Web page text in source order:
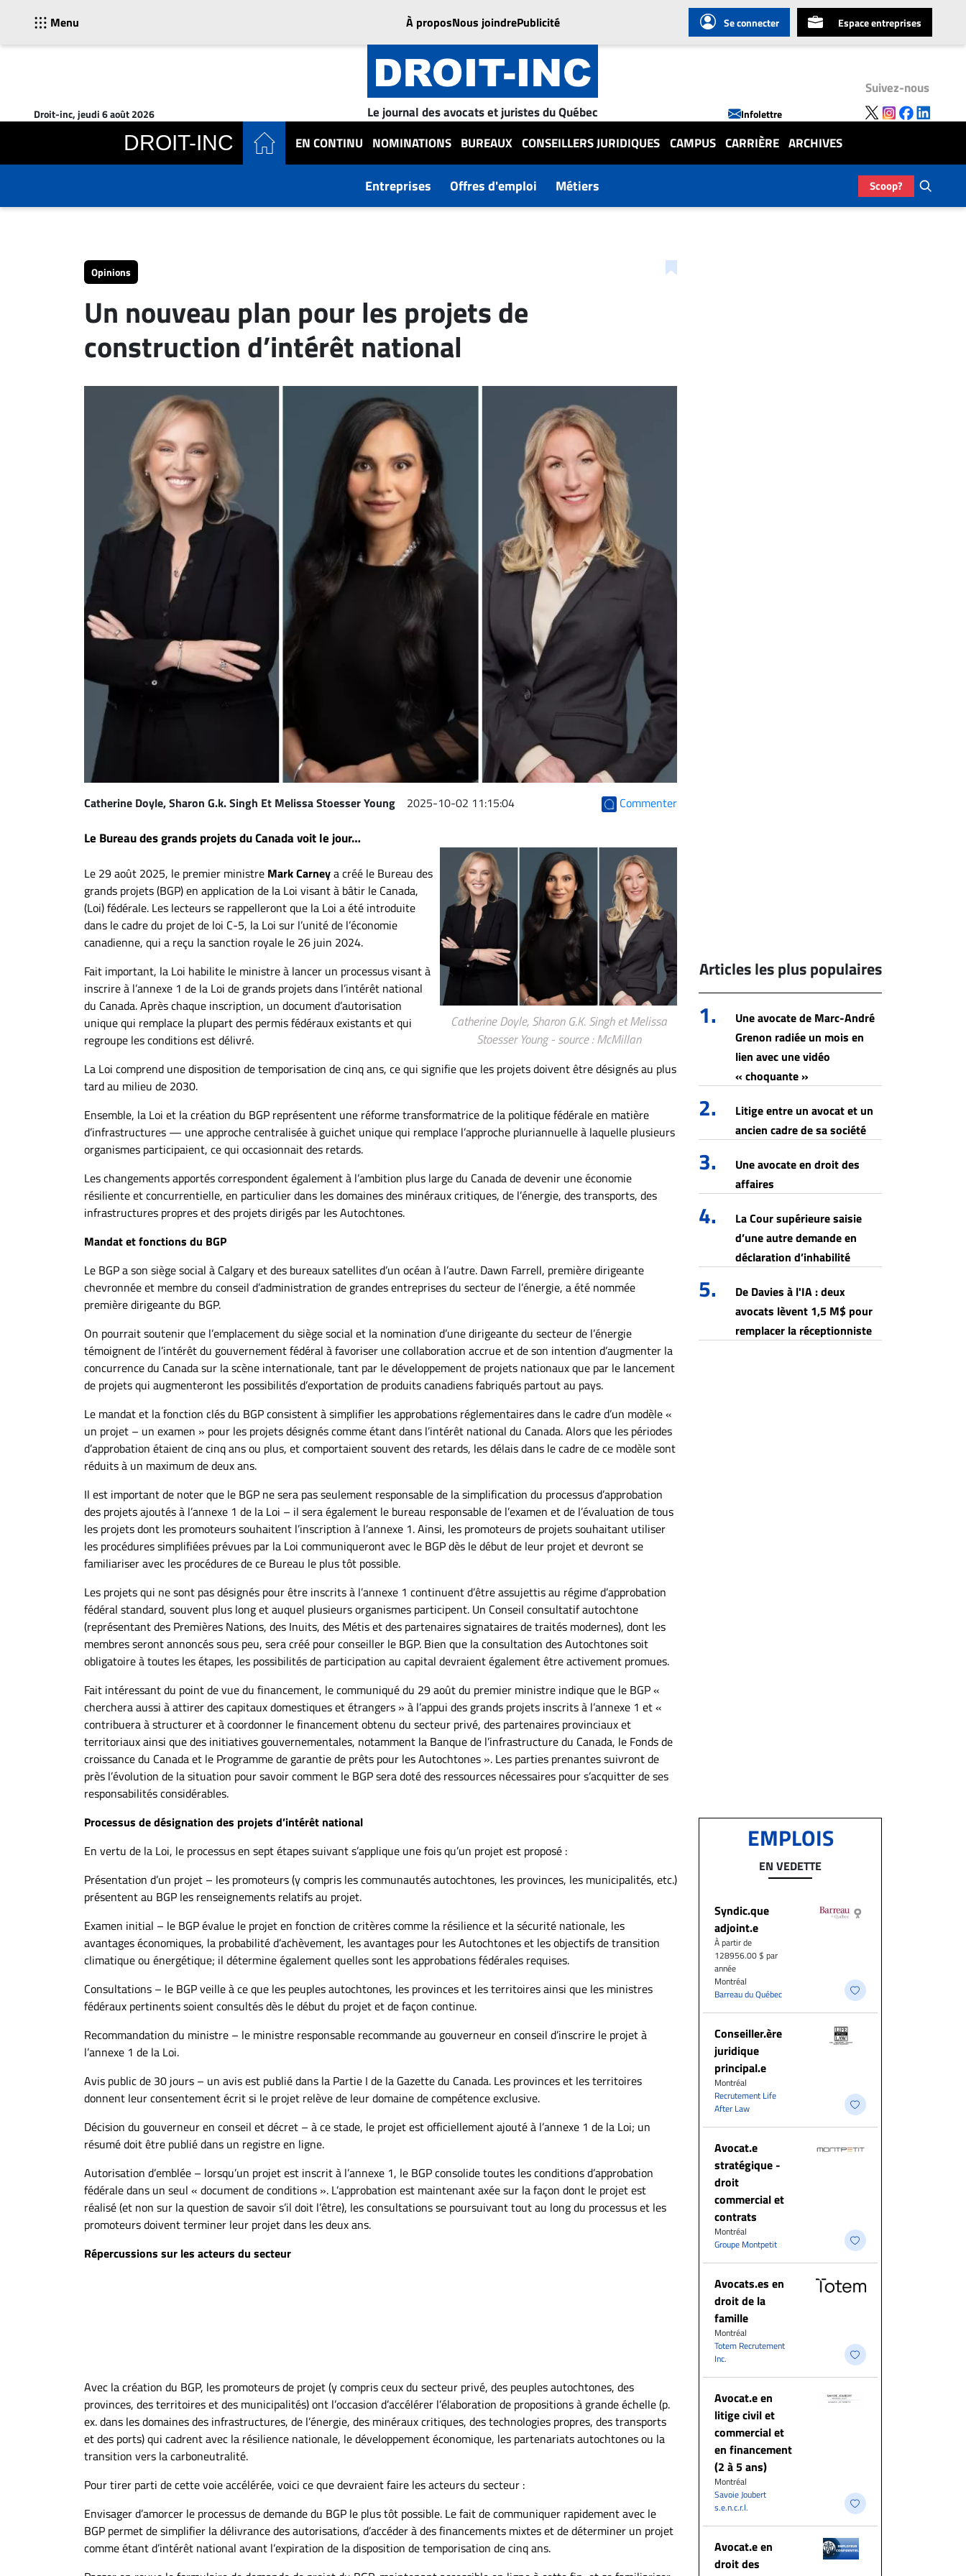
Menu À proposNous joindrePublicité Se connecter Espace entreprises
Droit-inc, jeudi 6 août 2026 Le journal des avocats et juristes du Québec Infolettre
Suivez-nous
DROIT-INC EN CONTINU NOMINATIONS BUREAUX CONSEILLERS JURIDIQUES CAMPUS CARRIÈRE ARCHIVES
Entreprises Offres d'emploi Métiers Scoop?
En
Nominations
Conseillers
CARRIÈRE
ENTREPRISES
recrutements
TROUVEZ-
confidentialité
Opinions
Un nouveau plan pour les projets de
construction d’intérêt national
Catherine Doyle, Sharon G.k. Singh Et Melissa Stoesser Young 2025-10-02 11:15:04 Commenter
Le Bureau des grands projets du Canada voit le jour…
Catherine Doyle, Sharon G.K. Singh et Melissa
Stoesser Young - source : McMillan
Le 29 août 2025, le premier ministre Mark Carneya créé le Bureau des
grands projets (BGP) en application de la Loi visant à bâtir le Canada,
(Loi) fédérale. Les lecteurs se rappelleront que la Loi a été introduite
dans le cadre du projet de loi C-5, la Loi sur l’unité de l’économie
canadienne, qui a reçu la sanction royale le 26 juin 2024.
Fait important, la Loi habilite le ministre à lancer un processus visant à
inscrire à l’annexe 1 de la Loi de grands projets dans l’intérêt national
du Canada. Après chaque inscription, un document d’autorisation
unique qui remplace la plupart des permis fédéraux existants et qui
regroupe les conditions est délivré.
La Loi comprend une disposition de temporisation de cinq ans, ce qui signifie que les projets doivent être désignés au plus
tard au milieu de 2030.
Ensemble, la Loi et la création du BGP représentent une réforme transformatrice de la politique fédérale en matière
d’infrastructures — une approche centralisée à guichet unique qui remplace l’approche pluriannuelle à laquelle plusieurs
organismes participaient, ce qui occasionnait des retards.
Les changements apportés correspondent également à l’ambition plus large du Canada de devenir une économie
résiliente et concurrentielle, en particulier dans les domaines des minéraux critiques, de l’énergie, des transports, des
infrastructures propres et des projets dirigés par les Autochtones.
Mandat et fonctions du BGP
Le BGP a son siège social à Calgary et des bureaux satellites d’un océan à l’autre. Dawn Farrell, première dirigeante
chevronnée et membre du conseil d’administration de grandes entreprises du secteur de l’énergie, a été nommée
première dirigeante du BGP.
On pourrait soutenir que l’emplacement du siège social et la nomination d’une dirigeante du secteur de l’énergie
témoignent de l’intérêt du gouvernement fédéral à favoriser une collaboration accrue et de son intention d’augmenter la
concurrence du Canada sur la scène internationale, tant par le développement de projets nationaux que par le lancement
de projets qui augmenteront les possibilités d’exportation de produits canadiens fabriqués partout au pays.
Le mandat et la fonction clés du BGP consistent à simplifier les approbations réglementaires dans le cadre d’un modèle «
un projet – un examen » pour les projets désignés comme étant dans l’intérêt national du Canada. Alors que les périodes
d’approbation étaient de cinq ans ou plus, et comportaient souvent des retards, les délais dans le cadre de ce modèle sont
réduits à un maximum de deux ans.
Il est important de noter que le BGP ne sera pas seulement responsable de la simplification du processus d’approbation
des projets ajoutés à l’annexe 1 de la Loi – il sera également le bureau responsable de l’examen et de l’évaluation de tous
les projets dont les promoteurs souhaitent l’inscription à l’annexe 1. Ainsi, les promoteurs de projets souhaitant utiliser
les procédures simplifiées prévues par la Loi communiqueront avec le BGP dès le début de leur projet et devront se
familiariser avec les procédures de ce Bureau le plus tôt possible.
Les projets qui ne sont pas désignés pour être inscrits à l’annexe 1 continuent d’être assujettis au régime d’approbation
fédéral standard, souvent plus long et auquel plusieurs organismes participent. Un Conseil consultatif autochtone
(représentant des Premières Nations, des Inuits, des Métis et des partenaires signataires de traités modernes), dont les
membres seront annoncés sous peu, sera créé pour conseiller le BGP. Bien que la consultation des Autochtones soit
obligatoire à toutes les étapes, les possibilités de participation au capital devraient également être activement promues.
Fait intéressant du point de vue du financement, le communiqué du 29 août du premier ministre indique que le BGP «
cherchera aussi à attirer des capitaux domestiques et étrangers » à l’appui des grands projets inscrits à l’annexe 1 et «
contribuera à structurer et à coordonner le financement obtenu du secteur privé, des partenaires provinciaux et
territoriaux ainsi que des initiatives gouvernementales, notamment la Banque de l’infrastructure du Canada, le Fonds de
croissance du Canada et le Programme de garantie de prêts pour les Autochtones ». Les parties prenantes suivront de
près l’évolution de la situation pour savoir comment le BGP sera doté des ressources nécessaires pour s’acquitter de ses
responsabilités considérables.
Processus de désignation des projets d’intérêt national
En vertu de la Loi, le processus en sept étapes suivant s’applique une fois qu’un projet est proposé :
Présentation d’un projet – les promoteurs (y compris les communautés autochtones, les provinces, les municipalités, etc.)
présentent au BGP les renseignements relatifs au projet.
Examen initial – le BGP évalue le projet en fonction de critères comme la résilience et la sécurité nationale, les
avantages économiques, la probabilité d’achèvement, les avantages pour les Autochtones et les objectifs de transition
climatique ou énergétique; il détermine également quelles sont les approbations fédérales requises.
Consultations – le BGP veille à ce que les peuples autochtones, les provinces et les territoires ainsi que les ministres
fédéraux pertinents soient consultés dès le début du projet et de façon continue.
Recommandation du ministre – le ministre responsable recommande au gouverneur en conseil d’inscrire le projet à
l’annexe 1 de la Loi.
Avis public de 30 jours – un avis est publié dans la Partie I de la Gazette du Canada. Les provinces et les territoires
donnent leur consentement écrit si le projet relève de leur domaine de compétence exclusive.
Décision du gouverneur en conseil et décret – à ce stade, le projet est officiellement ajouté à l’annexe 1 de la Loi; un
résumé doit être publié dans un registre en ligne.
Autorisation d’emblée – lorsqu’un projet est inscrit à l’annexe 1, le BGP consolide toutes les conditions d’approbation
fédérale dans un seul « document de conditions ». L’approbation est maintenant axée sur la façon dont le projet est
réalisé (et non sur la question de savoir s’il doit l’être), les consultations se poursuivant tout au long du processus et les
promoteurs doivent terminer leur projet dans les deux ans.
Répercussions sur les acteurs du secteur
Avec la création du BGP, les promoteurs de projet (y compris ceux du secteur privé, des peuples autochtones, des
provinces, des territoires et des municipalités) ont l’occasion d’accélérer l’élaboration de propositions à grande échelle (p.
ex. dans les domaines des infrastructures, de l’énergie, des minéraux critiques, des technologies propres, des transports
et des ports) qui cadrent avec la résilience nationale, le développement économique, les partenariats autochtones ou la
transition vers la carboneutralité.
Pour tirer parti de cette voie accélérée, voici ce que devraient faire les acteurs du secteur :
Envisager d’amorcer le processus de demande du BGP le plus tôt possible. Le fait de communiquer rapidement avec le
BGP permet de simplifier la délivrance des autorisations, d’accéder à des financements mixtes et de déterminer un projet
comme étant d’intérêt national avant l’expiration de la disposition de temporisation de cinq ans.
Articles les plus populaires
1.
Une avocate de Marc-André
Grenon radiée un mois en
lien avec une vidéo
« choquante »
2.
Litige entre un avocat et un
ancien cadre de sa société
3.
Une avocate en droit des
affaires
4.
La Cour supérieure saisie
d’une autre demande en
déclaration d’inhabilité
5.
De Davies à l'IA : deux
avocats lèvent 1,5 M$ pour
remplacer la réceptionniste
EMPLOIS
EN VEDETTE
Syndic.que
adjoint.e
À partir de
128956.00 $ par
année
Montréal
Barreau du Québec
Conseiller.ère
juridique
principal.e
Montréal
Recrutement Life
After Law
Avocat.e
stratégique -
droit
commercial et
contrats
Montréal
Groupe Montpetit
Avocats.es en
droit de la
famille
Montréal
Totem Recrutement
Inc.
Avocat.e en
litige civil et
commercial et
en financement
(2 à 5 ans)
Montréal
Savoie Joubert
s.e.n.c.r.l.
Avocat.e en
droit des